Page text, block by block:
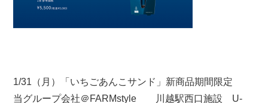
1/31（月）「いちごあんこサンド」新商品期間限定
当グループ会社＠FARMstyle 川越駅西口施設 U-